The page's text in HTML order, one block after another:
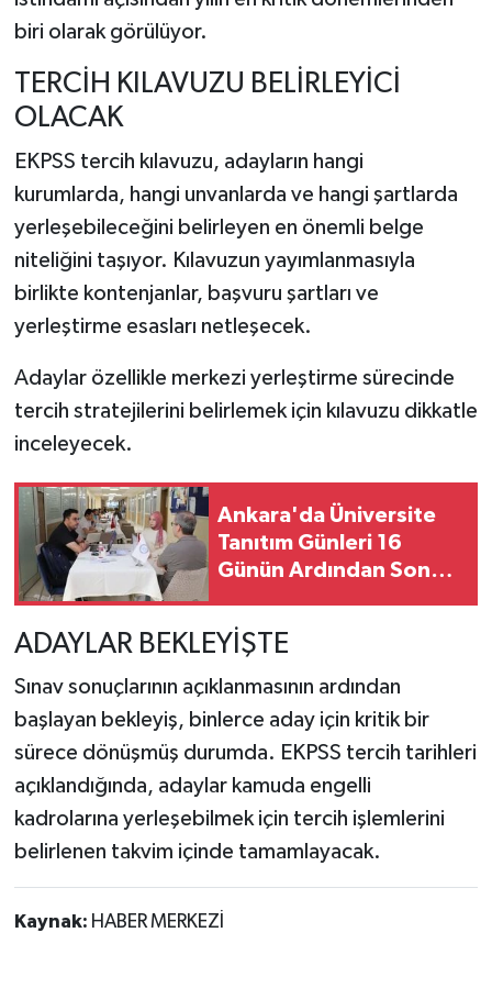
biri olarak görülüyor.
TERCİH KILAVUZU BELİRLEYİCİ
OLACAK
EKPSS tercih kılavuzu, adayların hangi
kurumlarda, hangi unvanlarda ve hangi şartlarda
yerleşebileceğini belirleyen en önemli belge
niteliğini taşıyor. Kılavuzun yayımlanmasıyla
birlikte kontenjanlar, başvuru şartları ve
yerleştirme esasları netleşecek.
Adaylar özellikle merkezi yerleştirme sürecinde
tercih stratejilerini belirlemek için kılavuzu dikkatle
inceleyecek.
Ankara'da Üniversite
Tanıtım Günleri 16
Günün Ardından Sona
ADAYLAR BEKLEYİŞTE
Sınav sonuçlarının açıklanmasının ardından
başlayan bekleyiş, binlerce aday için kritik bir
sürece dönüşmüş durumda. EKPSS tercih tarihleri
açıklandığında, adaylar kamuda engelli
kadrolarına yerleşebilmek için tercih işlemlerini
belirlenen takvim içinde tamamlayacak.
Kaynak: HABER MERKEZİ